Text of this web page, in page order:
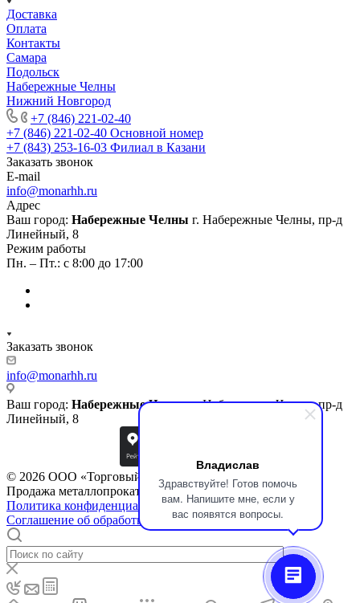
Владислав
Здравствуйте! Готов помочь
вам. Напишите мне, если у
вас появятся вопросы.
Доставка
Оплата
Контакты
Самара
Подольск
Набережные Челны
Нижний Новгород
+7 (846) 221-02-40
+7 (846) 221-02-40 Основной номер
+7 (843) 253-16-03 Филиал в Казани
Заказать звонок
E-mail
info@monarhh.ru
Адрес
Ваш город: Набережные Челны г. Набережные Челны, пр-д
Линейный, 8
Режим работы
Пн. – Пт.: с 8:00 до 17:00
Заказать звонок
info@monarhh.ru
Ваш город: Набережные Челны г. Набережные Челны, пр-д
Линейный, 8
© 2026 ООО «Торговый дом «Монарх»
Продажа металлопроката по всей России
Политика конфиденциальности
Соглашение об обработке персональных данных